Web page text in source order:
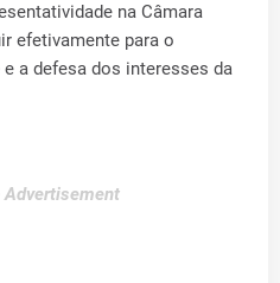
na Câmara
efetivamente para o
a defesa dos interesses da
Advertisement